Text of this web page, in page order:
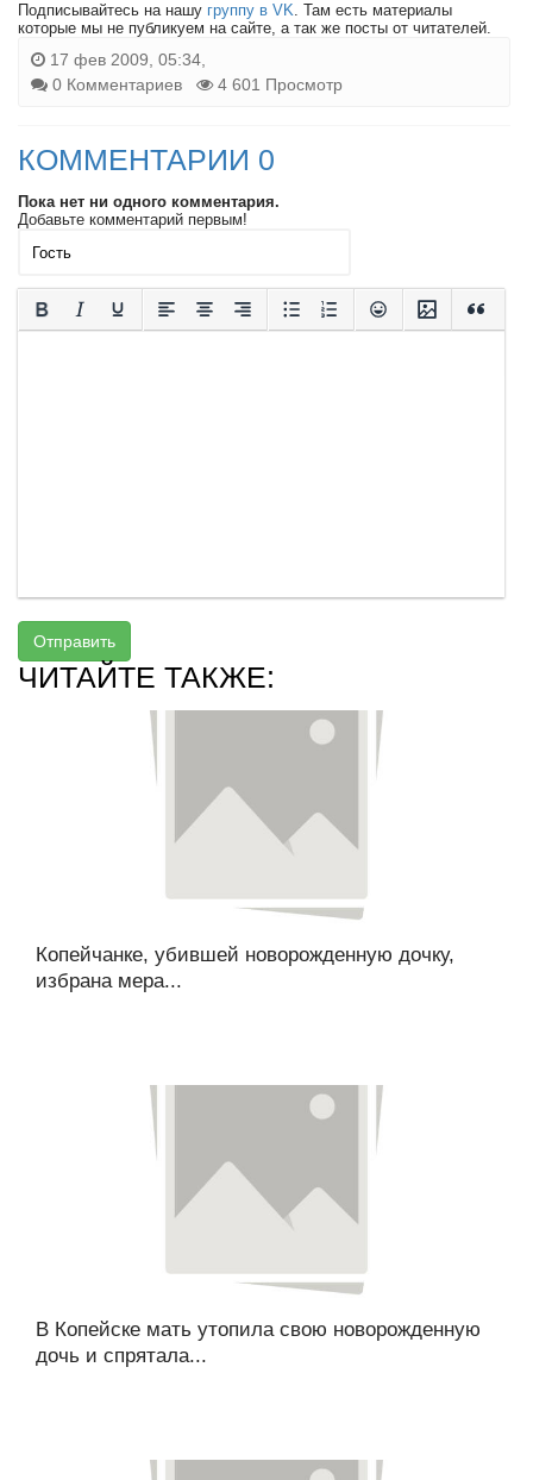
Подписывайтесь на нашу группу в VK. Там есть материалы
которые мы не публикуем на сайте, а так же посты от читателей.
17 фев 2009, 05:34,
0 Комментариев
4 601 Просмотр
КОММЕНТАРИИ 0
Пока нет ни одного комментария.
Добавьте комментарий первым!
Отправить
ЧИТАЙТЕ ТАКЖЕ:
Копейчанке, убившей новорожденную дочку,
избрана мера...
В Копейске мать утопила свою новорожденную
дочь и спрятала...